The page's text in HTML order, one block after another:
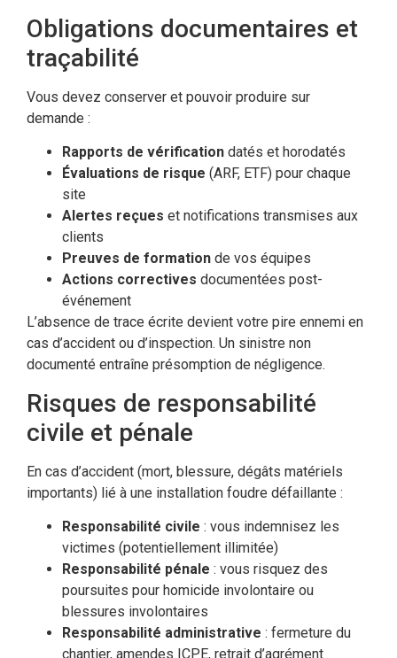
Obligations documentaires et
traçabilité
Vous devez conserver et pouvoir produire sur
demande :
Rapports de vérification datés et horodatés
Évaluations de risque (ARF, ETF) pour chaque
site
Alertes reçues et notifications transmises aux
clients
Preuves de formation de vos équipes
Actions correctives documentées post-
événement
L’absence de trace écrite devient votre pire ennemi en
cas d’accident ou d’inspection. Un sinistre non
documenté entraîne présomption de négligence.
Risques de responsabilité
civile et pénale
En cas d’accident (mort, blessure, dégâts matériels
importants) lié à une installation foudre défaillante :
Responsabilité civile : vous indemnisez les
victimes (potentiellement illimitée)
Responsabilité pénale : vous risquez des
poursuites pour homicide involontaire ou
blessures involontaires
Responsabilité administrative : fermeture du
chantier, amendes ICPE, retrait d’agrément